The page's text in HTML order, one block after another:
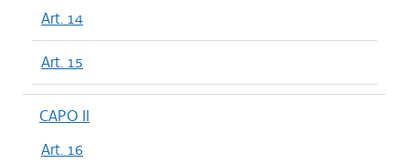
Art. 14
Art. 15
CAPO II
Art. 16